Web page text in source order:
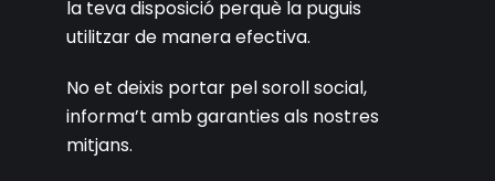
la teva disposició perquè la puguis
utilitzar de manera efectiva.
No et deixis portar pel soroll social,
informa’t amb garanties als nostres
mitjans.